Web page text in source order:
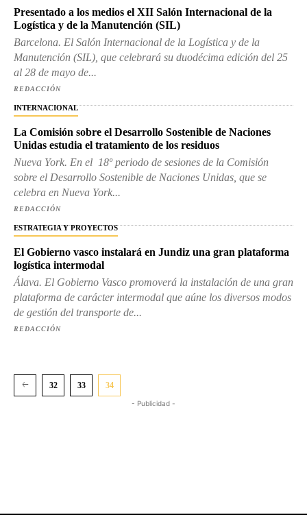
Presentado a los medios el XII Salón Internacional de la
Logística y de la Manutención (SIL)
Barcelona. El Salón Internacional de la Logística y de la
Manutención (SIL), que celebrará su duodécima edición del 25
al 28 de mayo de...
REDACCIÓN
INTERNACIONAL
La Comisión sobre el Desarrollo Sostenible de Naciones
Unidas estudia el tratamiento de los residuos
Nueva York. En el 18º periodo de sesiones de la Comisión
sobre el Desarrollo Sostenible de Naciones Unidas, que se
celebra en Nueva York...
REDACCIÓN
ESTRATEGIA Y PROYECTOS
El Gobierno vasco instalará en Jundiz una gran plataforma
logística intermodal
Álava. El Gobierno Vasco promoverá la instalación de una gran
plataforma de carácter intermodal que aúne los diversos modos
de gestión del transporte de...
REDACCIÓN
32 33 34
- Publicidad -